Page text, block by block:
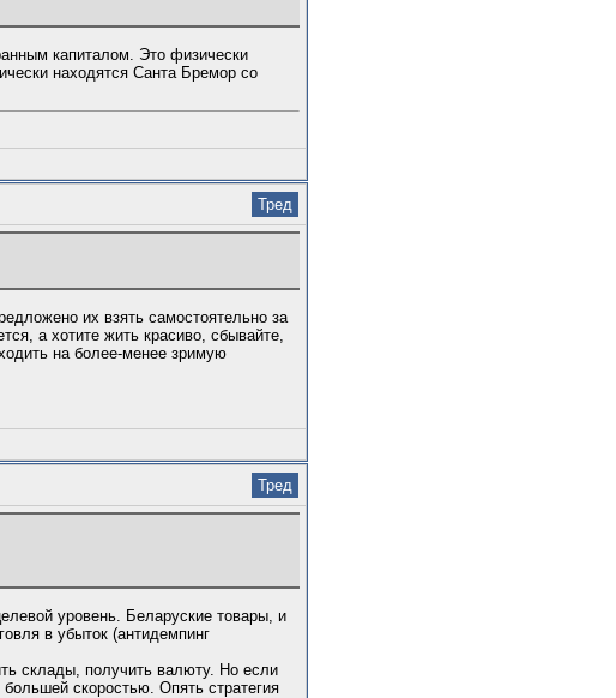
капиталом. Это физически
находятся Санта Бремор со
Тред
их взять самостоятельно за
а хотите жить красиво, сбывайте,
на более-менее зримую
Тред
уровень. Беларуские товары, и
в убыток (антидемпинг
склады, получить валюту. Но если
скоростью. Опять стратегия